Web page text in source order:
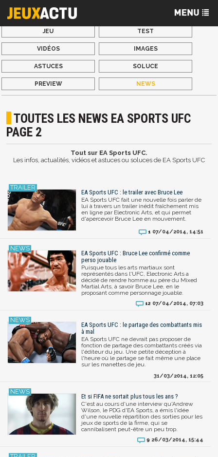
JEU TEST
VIDÉOS IMAGES
ASTUCES SOLUCE
PREVIEW NEWS
TOUTES LES NEWS EA SPORTS UFC
PAGE 2
Tout sur EA Sports UFC.
Les infos, actualités, vidéos et astuces ou soluces de EA Sports UFC
EA Sports UFC : le trailer avec Bruce Lee
EA Sports UFC fait une nouvelle fois parler de
lui à travers un trailer inédit fraîchement mis
en ligne par Electronic Arts, et qui permet
d'apercevoir Bruce Lee en mouvement.
1 07/04/2014, 14:51
EA Sports UFC : Bruce Lee confirmé comme
perso jouable
Puisque tous les arts martiaux sont
représentés dans l'UFC, Electronic Arts a
décidé de rendre homme au père du Mixed
Martial Arts, à savoir Bruce Lee, en le
proposant comme personnage jouable.
12 07/04/2014, 07:03
EA Sports UFC : le partage des combattants mis
à mal
EA Sports UFC ne devrait pas proposer de
fonction de partage des combattants créés via
l'éditeur du jeu. Une petite déception à
l'heure où le partage se fait même une place
sur les manettes de jeu.
31/03/2014, 12:05
Et si FIFA ne sortait plus tous les ans ?
C'est au cours d'une interview qu'Andrew
Wilson, le PDG d'EA Sports, a émis l'idée
d'une nouvelle répartition des sorties pour les
jeux de sports de la firme, qui se
cannibalisent peut-être un peu trop.
9 26/03/2014, 15:44